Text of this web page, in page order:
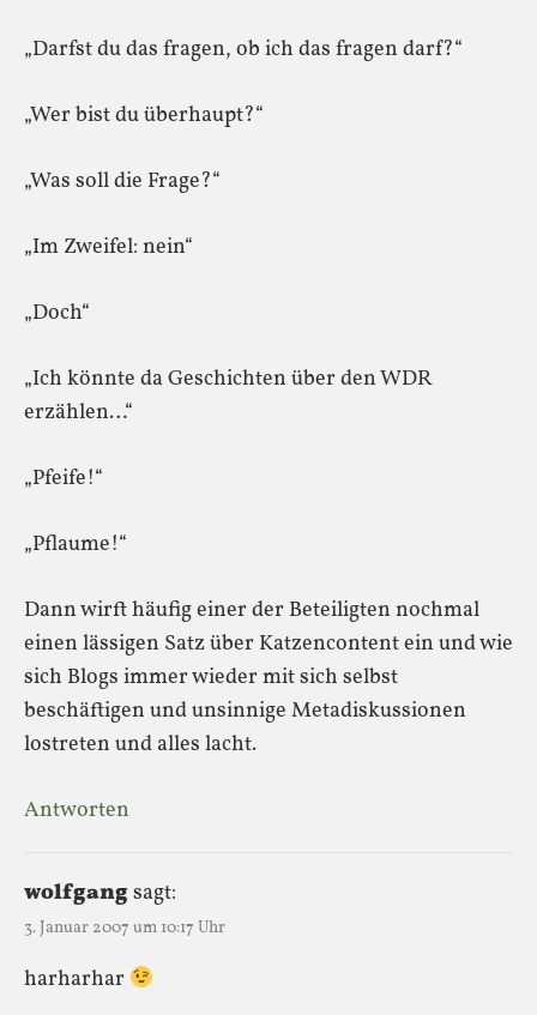
„Darfst du das fragen, ob ich das fragen darf?“
„Wer bist du überhaupt?“
„Was soll die Frage?“
„Im Zweifel: nein“
„Doch“
„Ich könnte da Geschichten über den WDR
erzählen…“
„Pfeife!“
„Pflaume!“
Dann wirft häufig einer der Beteiligten nochmal
einen lässigen Satz über Katzencontent ein und wie
sich Blogs immer wieder mit sich selbst
beschäftigen und unsinnige Metadiskussionen
lostreten und alles lacht.
Antworten
wolfgangsagt:
3. Januar 2007 um 10:17 Uhr
harharhar